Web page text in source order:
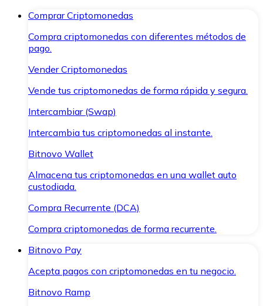
Comprar Criptomonedas
Compra criptomonedas con diferentes métodos de
pago.
Vender Criptomonedas
Vende tus criptomonedas de forma rápida y segura.
Intercambiar (Swap)
Intercambia tus criptomonedas al instante.
Bitnovo Wallet
Almacena tus criptomonedas en una wallet auto
custodiada.
Compra Recurrente (DCA)
Compra criptomonedas de forma recurrente.
Bitnovo Pay
Acepta pagos con criptomonedas en tu negocio.
Bitnovo Ramp